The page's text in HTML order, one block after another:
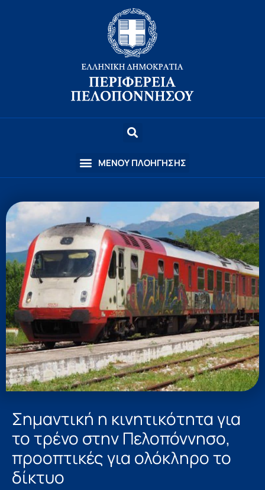
Σημαντική η κινητικότητα για
το τρένο στην Πελοπόννησο,
προοπτικές για ολόκληρο το
δίκτυο